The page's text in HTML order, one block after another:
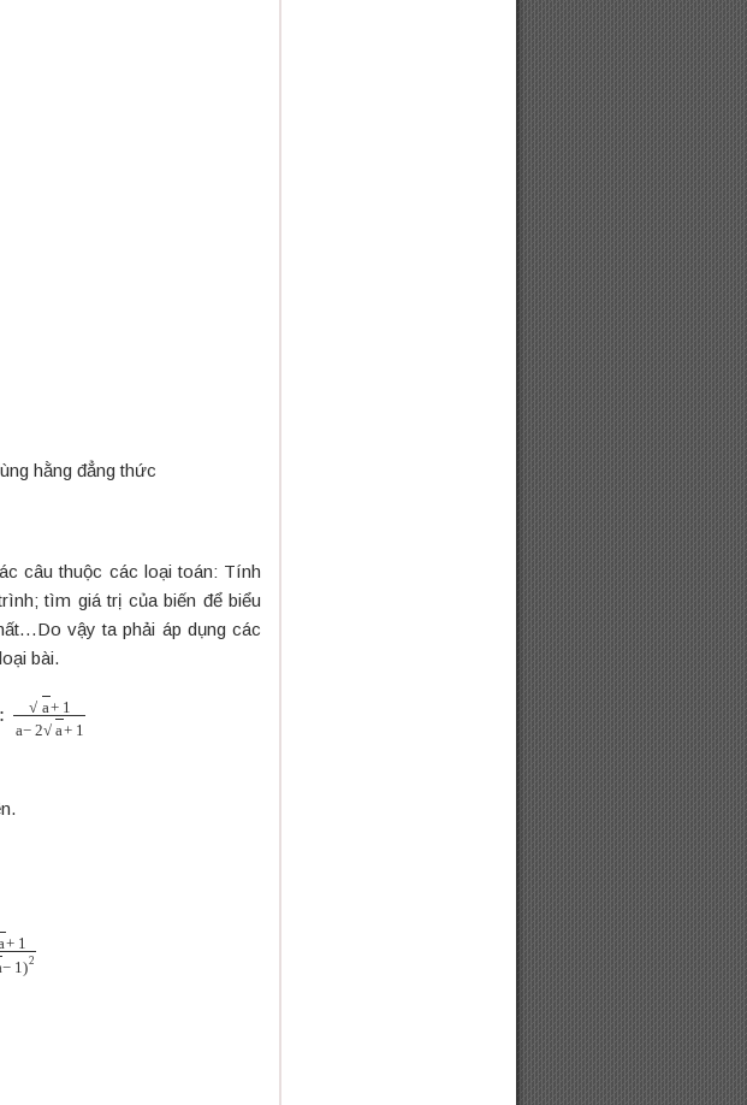
hằng đẳng thức
câu thuộc các loại toán: Tính
tìm giá trị của biến để biểu
vậy ta phải áp dụng các
bài.
a+1